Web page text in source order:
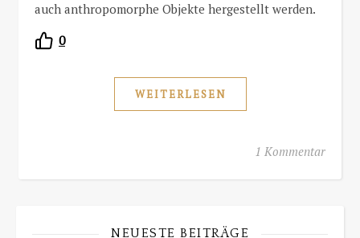
auch anthropomorphe Objekte hergestellt werden.
0
WEITERLESEN
1 Kommentar
NEUESTE BEITRÄGE